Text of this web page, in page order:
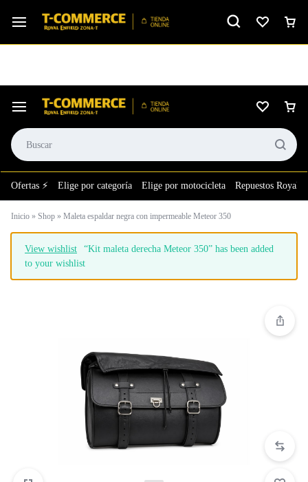
⚙️El taller más grande de LATAM en tu bolsillo. Ver calificación
Ofertas ⚡ Elige por categoría Elige por motocicleta Repuestos Royal
Inicio » Shop » Maleta espaldar negra con impermeable Meteor 350
View wishlist
“Kit maleta derecha Meteor 350” has been added
to your wishlist